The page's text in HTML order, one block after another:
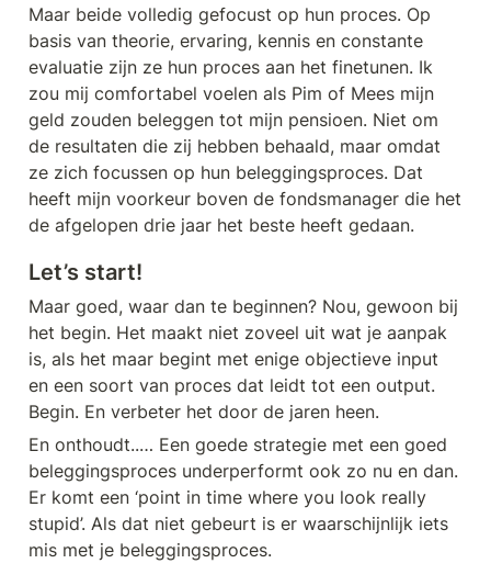
Maar beide volledig gefocust op hun proces. Op
basis van theorie, ervaring, kennis en constante
evaluatie zijn ze hun proces aan het finetunen. Ik
zou mij comfortabel voelen als Pim of Mees mijn
geld zouden beleggen tot mijn pensioen. Niet om
de resultaten die zij hebben behaald, maar omdat
ze zich focussen op hun beleggingsproces. Dat
heeft mijn voorkeur boven de fondsmanager die het
de afgelopen drie jaar het beste heeft gedaan.
Let’s start!
Maar goed, waar dan te beginnen? Nou, gewoon bij
het begin. Het maakt niet zoveel uit wat je aanpak
is, als het maar begint met enige objectieve input
en een soort van proces dat leidt tot een output.
Begin. En verbeter het door de jaren heen.
En onthoudt..… Een goede strategie met een goed
beleggingsproces underperformt ook zo nu en dan.
Er komt een ‘point in time where you look really
stupid’. Als dat niet gebeurt is er waarschijnlijk iets
mis met je beleggingsproces.